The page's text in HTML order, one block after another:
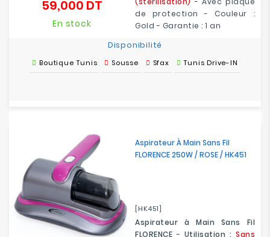
de protection - Couleur :
Gold - Garantie : 1 an
59,000 DT
En stock
Disponibilité
Boutique Tunis Sousse Sfax Tunis Drive-IN
Aspirateur À Main Sans Fil
FLORENCE 250W / ROSE / HK451
[HK451]
Aspirateur à Main Sans Fil
FLORENCE - Utilisation : Sans